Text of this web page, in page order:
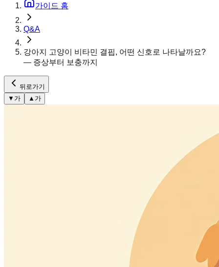
가이드 홈
Q&A
강아지 고양이 비타민 결핍, 어떤 신호로 나타날까요?
— 증상부터 보충까지
뒤로가기
▼ 가 ▲ 가